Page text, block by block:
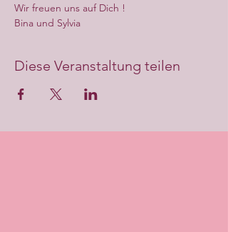
Wir freuen uns auf Dich !
Bina und Sylvia
Diese Veranstaltung teilen